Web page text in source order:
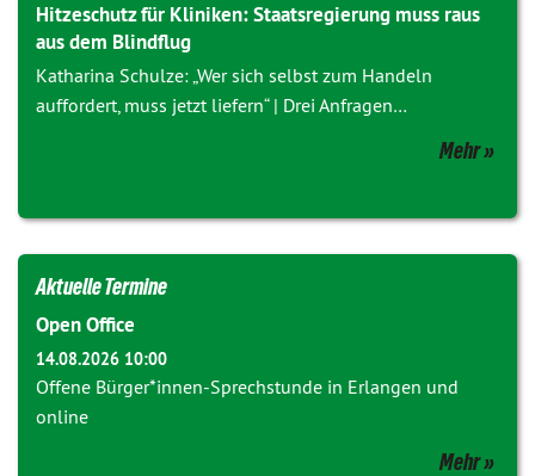
Hitzeschutz für Kliniken: Staatsregierung muss raus
aus dem Blindflug
Katharina Schulze: „Wer sich selbst zum Handeln
auffordert, muss jetzt liefern“ | Drei Anfragen…
Mehr
Aktuelle Termine
Open Office
14.08.2026 10:00
Offene Bürger*innen-Sprechstunde in Erlangen und
online
Mehr